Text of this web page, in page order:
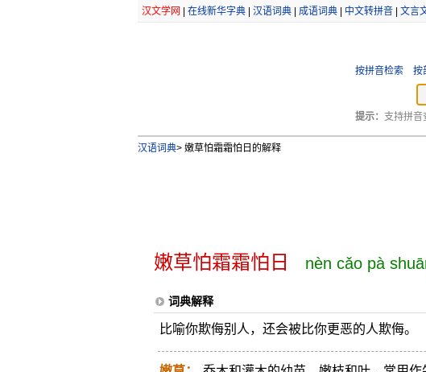
汉文学网 在线新华字典| 汉语词典| 成语词典| 中文转拼音| 文言
按拼音检索 按
提示： 支持拼音
汉语词典>嫩草怕霜霜怕日的解释
嫩草怕霜霜怕日 nèn cǎo pà
词典解释
比喻你欺侮别人，还会被比你更恶的人欺侮。